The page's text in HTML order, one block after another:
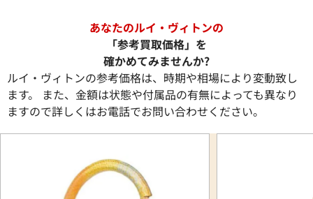
あなたのルイ・ヴィトンの
「参考買取価格」を
確かめてみませんか?
ルイ・ヴィトンの参考価格は、時期や相場により変動致し
ます。 また、金額は状態や付属品の有無によっても異なり
ますので詳しくはお電話でお問い合わせください。